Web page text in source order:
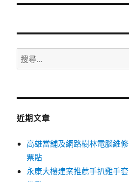
文
搜
尋
鍵
近期文章
高雄當舖及網路樹林電腦維
票貼
永康大樓建案推薦手扒雞手